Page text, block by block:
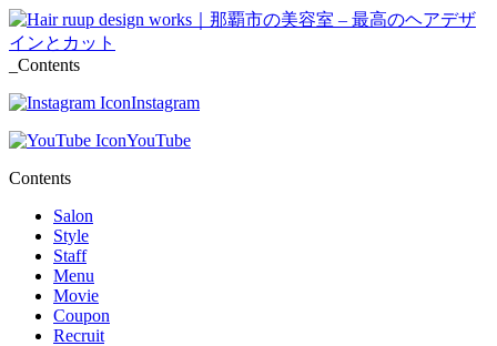
_Contents
Instagram
YouTube
Contents
Salon
Style
Staff
Menu
Movie
Coupon
Recruit